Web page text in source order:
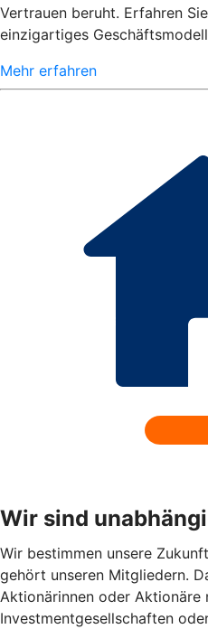
Vertrauen beruht. Erfahren
einzigartiges
Mehr erfahren
Wir sind
Wir bestimmen unsere
gehört unseren Mitgliedern.
Aktionärinnen oder Aktionäre
Investmentgesellschaften